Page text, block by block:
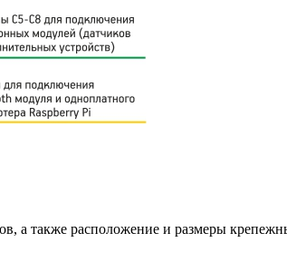
а также расположение и размеры